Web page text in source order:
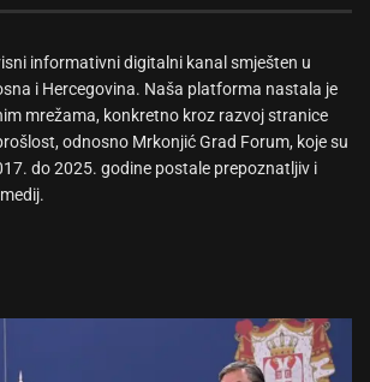
informativni digitalni kanal smješten u
i Hercegovina. Naša platforma nastala je
mrežama, konkretno kroz razvoj stranice
odnosno Mrkonjić Grad Forum, koje su
do 2025. godine postale prepoznatljiv i